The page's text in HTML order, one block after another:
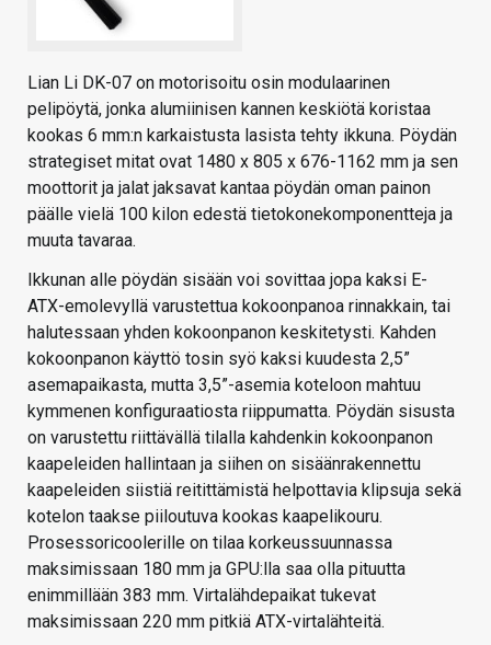
Lian Li DK-07 on motorisoitu osin modulaarinen
pelipöytä, jonka alumiinisen kannen keskiötä koristaa
kookas 6 mm:n karkaistusta lasista tehty ikkuna. Pöydän
strategiset mitat ovat 1480 x 805 x 676-1162 mm ja sen
moottorit ja jalat jaksavat kantaa pöydän oman painon
päälle vielä 100 kilon edestä tietokonekomponentteja ja
muuta tavaraa.
Ikkunan alle pöydän sisään voi sovittaa jopa kaksi E-
ATX-emolevyllä varustettua kokoonpanoa rinnakkain, tai
halutessaan yhden kokoonpanon keskitetysti. Kahden
kokoonpanon käyttö tosin syö kaksi kuudesta 2,5”
asemapaikasta, mutta 3,5”-asemia koteloon mahtuu
kymmenen konfiguraatiosta riippumatta. Pöydän sisusta
on varustettu riittävällä tilalla kahdenkin kokoonpanon
kaapeleiden hallintaan ja siihen on sisäänrakennettu
kaapeleiden siistiä reitittämistä helpottavia klipsuja sekä
kotelon taakse piiloutuva kookas kaapelikouru.
Prosessoricoolerille on tilaa korkeussuunnassa
maksimissaan 180 mm ja GPU:lla saa olla pituutta
enimmillään 383 mm. Virtalähdepaikat tukevat
maksimissaan 220 mm pitkiä ATX-virtalähteitä.